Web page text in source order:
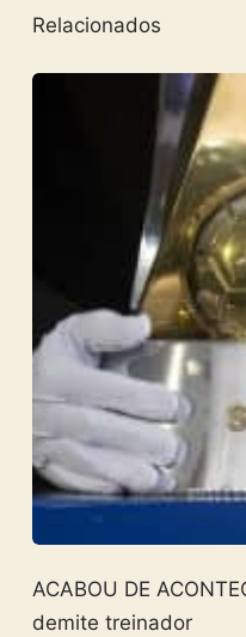
Relacionados
ACABOU DE
demite treinador